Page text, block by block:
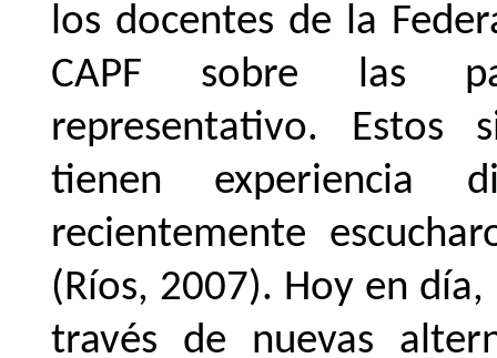
los docentes de la
CAPF sobre las
representativo. Estos
tienen experiencia
recientemente
(Ríos, 2007). Hoy en
través de nuevas